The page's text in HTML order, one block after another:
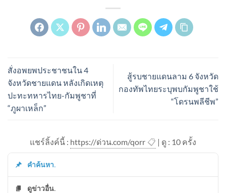
สั่งอพยพประชาชนใน 4
จังหวัดชายแดน หลังเกิดเหตุ
ปะทะทหารไทย-กัมพูชาที่
“ภูผาเหล็ก”
สู้รบชายแดนลาม 6 จังหวัด
กองทัพไทยระบุพบกัมพูชาใช้
“โดรนพลีชีพ”
แชร์ลิ้งค์นี้ : https://ด่วน.com/qorr 📋 | ดู : 10 ครั้ง
คำค้นหา.
ดูข่าวอื่น.